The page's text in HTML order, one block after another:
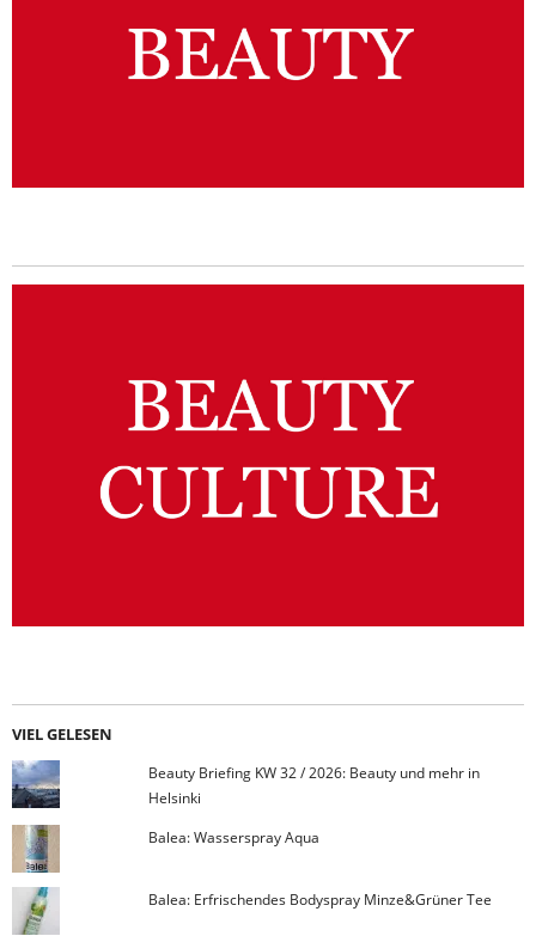
VIEL GELESEN
Beauty Briefing KW 32 / 2026: Beauty und mehr in
Helsinki
Balea: Wasserspray Aqua
Balea: Erfrischendes Bodyspray Minze&Grüner Tee